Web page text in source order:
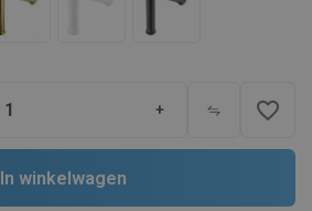
+ favorite_border
In winkelwagen